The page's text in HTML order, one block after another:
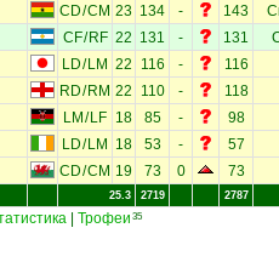
CD/CM 23 134 - 143
CF/RF 22 131 - 131
LD/ LM 22 116 - 116
RD/ RM 22 110 - 118
LM / LF 18 85 - 98
LD/ LM 18 53 - 57
CD/CM 19 73 0 73
25.3 2719 2787
Трофеи 35